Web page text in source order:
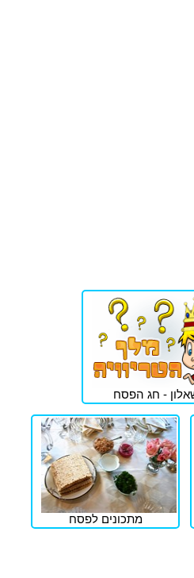
- חג הפסח
מתכונים לפסח